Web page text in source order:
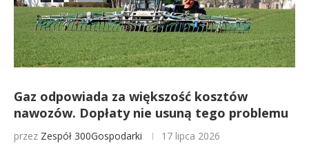
Gaz odpowiada za większość kosztów
nawozów. Dopłaty nie usuną tego problemu
przez Zespół 300Gospodarki 17 lipca 2026